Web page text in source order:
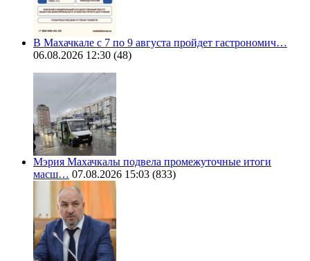
В Махачкале с 7 по 9 августа пройдет гастрономич…
06.08.2026 12:30 (48)
Мэрия Махачкалы подвела промежуточные итоги
масш… 07.08.2026 15:03 (833)